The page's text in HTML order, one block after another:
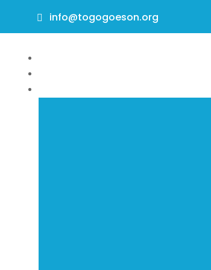
info@togogoeson.org